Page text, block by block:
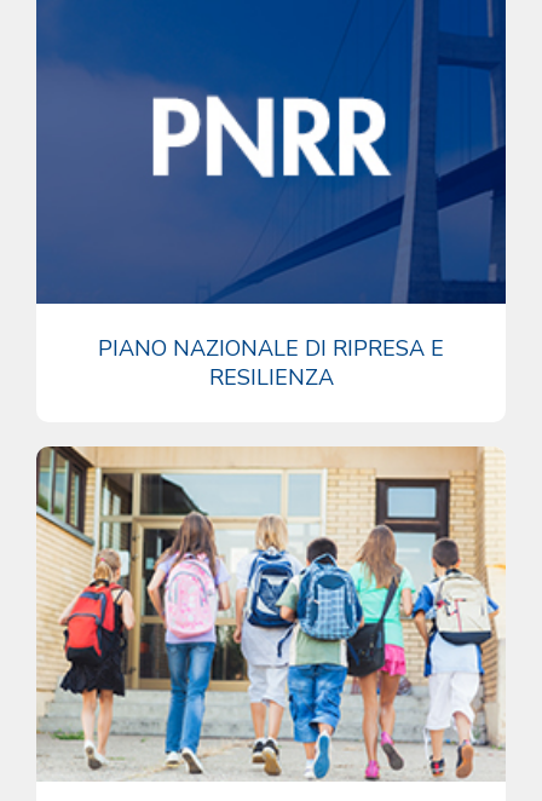
PIANO NAZIONALE DI RIPRESA E
RESILIENZA